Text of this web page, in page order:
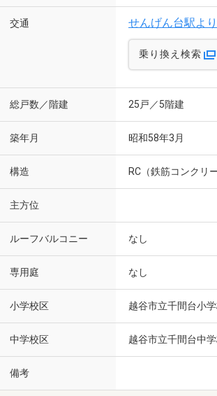
交通 せんげん台駅よ
乗り換え検索
総戸数／階建 25戸／5階建
築年月 昭和58年3月
構造 RC（鉄筋コンクリー
主方位
ルーフバルコニー なし
専用庭 なし
小学校区 越谷市立千間台小
中学校区 越谷市立千間台中
備考